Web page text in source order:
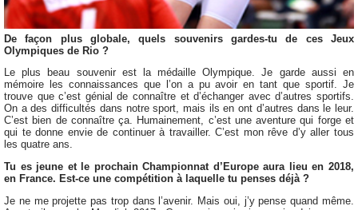
De façon plus globale, quels souvenirs gardes-tu de ces Jeux
Olympiques de Rio ?
Le plus beau souvenir est la médaille Olympique. Je garde aussi en
mémoire les connaissances que l’on a pu avoir en tant que sportif. Je
trouve que c’est génial de connaître et d’échanger avec d’autres sportifs.
On a des difficultés dans notre sport, mais ils en ont d’autres dans le leur.
C’est bien de connaître ça. Humainement, c’est une aventure qui forge et
qui te donne envie de continuer à travailler. C’est mon rêve d’y aller tous
les quatre ans.
Tu es jeune et le prochain Championnat d’Europe aura lieu en 2018,
en France. Est-ce une compétition à laquelle tu penses déjà ?
Je ne me projette pas trop dans l’avenir. Mais oui, j’y pense quand même.